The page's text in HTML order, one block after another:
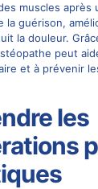
muscles après
la guérison,
la douleur.
peut
et à prévenir
les